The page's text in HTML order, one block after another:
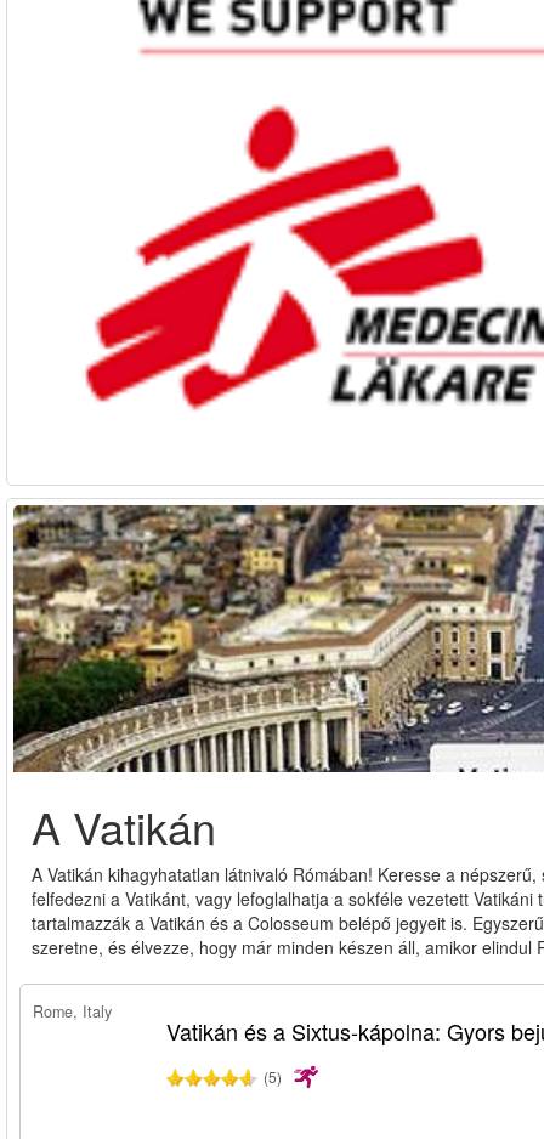
A Vatikán
A Vatikán kihagyhatatlan látnivaló Rómában! Keresse a
felfedezni a Vatikánt, vagy lefoglalhatja a sokféle vezetett
tartalmazzák a Vatikán és a Colosseum belépő jegyeit is.
szeretne, és élvezze, hogy már minden készen áll, amikor elindul
Rome, Italy
Vatikán és a Sixtus-kápolna: Gyors
(5)